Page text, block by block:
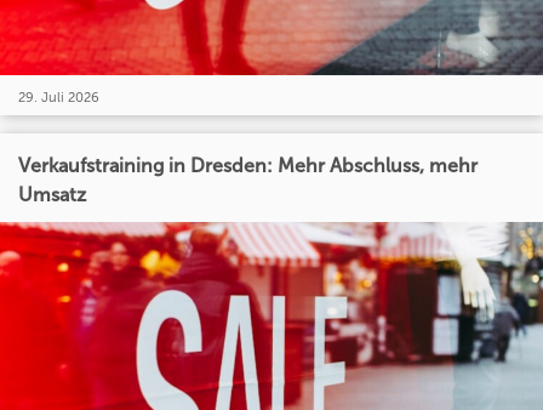
29. Juli 2026
Verkaufstraining in Dresden: Mehr Abschluss, mehr
Umsatz